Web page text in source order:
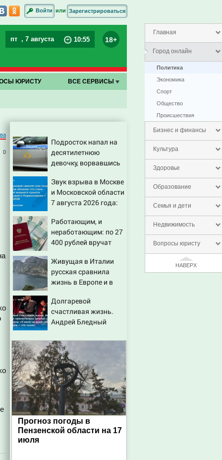
Главная
Город онлайн
Политика
Экономика
Спорт
Общество
Проиcшествия
Бизнес и финансы
Культура
Здоровье
Образование
Семья и дети
Недвижимость
Вопросы юристу
НАВЕРХ
Войти или Зарегистрироваться
пт , 7 августа 10:55 18+
ЮРИСТУ ВСЕ СЕРВИСЫ
0
Подросток напал на
десятилетнюю
девочку, ворвавшись
Звук взрыва в Москве
и Московской области
7 августа 2026 года:
откуда был громкий
хлопок
Работающим, и
неработающим: по 27
400 рублей вручат
сентябре -
PrimaMedia.ru
Живущая в Италии
русская сравнила
жизнь в Европе и в
Долгаревой
счастливая жизнь.
Андрей Бледный
стихи вместо рэпа: «У
меня на душе сто и
один шов — это туше»
Прогноз погоды в
Пензенской области на 17
июля